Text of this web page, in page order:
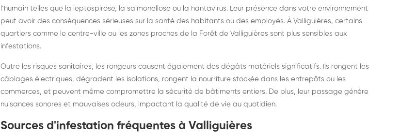
l’humain telles que la leptospirose, la salmonellose ou la hantavirus. Leur présence dans votre environnement
peut avoir des conséquences sérieuses sur la santé des habitants ou des employés. À Valliguières, certains
quartiers comme le centre-ville ou les zones proches de la Forêt de Valliguières sont plus sensibles aux
infestations.
Outre les risques sanitaires, les rongeurs causent également des dégâts matériels significatifs. Ils rongent les
câblages électriques, dégradent les isolations, rongent la nourriture stockée dans les entrepôts ou les
commerces, et peuvent même compromettre la sécurité de bâtiments entiers. De plus, leur passage génère
nuisances sonores et mauvaises odeurs, impactant la qualité de vie au quotidien.
Sources d'infestation fréquentes à Valliguières